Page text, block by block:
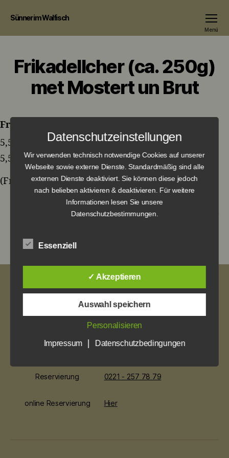
Sünner im Walfisch
Menü
Frikadellcher (ca. 250g)
met Mostert un Brut
Frikadellcher (ca. 250g) met Mostert un Brut
5,50 €
5,50 €
(Frikadelle mit Senf und Brot)
Impressum
So. ab 12 Uhr
Mo bis Mi. ab 17 Uhr
Do. bis Sa. ab 12 Uhr
Reservierung 0221 - 257 78 79
online Reservierung Hier
Datenschutzeinstellungen
Wir verwenden technisch notwendige Cookies auf unserer
Webseite sowie externe Dienste. Standardmäßig sind alle
externen Dienste deaktiviert. Sie können diese jedoch
nach belieben aktivieren & deaktivieren. Für weitere
Informationen lesen Sie unsere
Datenschutzbestimmungen.
Essenziell
✓ Akzeptieren
Auswahl speichern
Personalisieren
Impressum | Datenschutzbedingungen